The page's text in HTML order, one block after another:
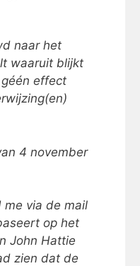
naar het
waaruit blijkt
effect
4 november
me via de mail
op het
John Hattie
zien dat de